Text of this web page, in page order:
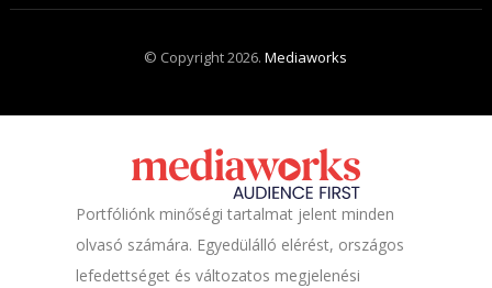
© Copyright 2026.Mediaworks
Portfóliónk minőségi tartalmat jelent minden
olvasó számára. Egyedülálló elérést, országos
lefedettséget és változatos megjelenési